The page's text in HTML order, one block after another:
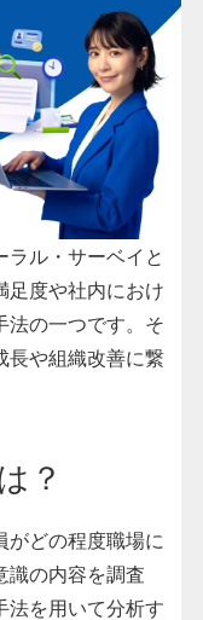
ラル・サーベイと
足度や社内におけ
法の一つです。そ
長や組織改善に繋
？
がどの程度職場に
識の内容を調査
法を用いて分析す